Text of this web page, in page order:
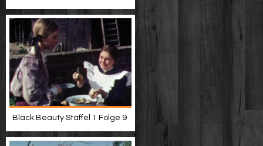
Black Beauty Staffel 1 Folge 9